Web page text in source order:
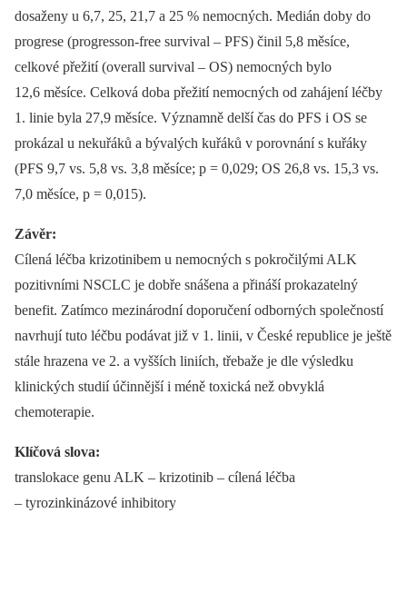
dosaženy u 6,7, 25, 21,7 a 25 % nemocných. Medián doby do
progrese (progresson-free survival –⁠ PFS) činil 5,8 měsíce,
celkové přežití (overall survival –⁠ OS) nemocných bylo
12,6 měsíce. Celková doba přežití nemocných od zahájení léčby
1. linie byla 27,9 měsíce. Významně delší čas do PFS i OS se
prokázal u nekuřáků a bývalých kuřáků v porovnání s kuřáky
(PFS 9,7 vs. 5,8 vs. 3,8 měsíce; p = 0,029; OS 26,8 vs. 15,3 vs.
7,0 měsíce, p = 0,015).
Závěr:
Cílená léčba krizotinibem u nemocných s pokročilými ALK
pozitivními NSCLC je dobře snášena a přináší prokazatelný
benefit. Zatímco mezinárodní doporučení odborných společností
navrhují tuto léčbu podávat již v 1. linii, v České republice je ještě
stále hrazena ve 2. a vyšších liniích, třebaže je dle výsledku
klinických studií účinnější i méně toxická než obvyklá
chemoterapie.
Klíčová slova:
translokace genu ALK –⁠ krizotinib –⁠ cílená léčba
–⁠ tyrozinkinázové inhibitory